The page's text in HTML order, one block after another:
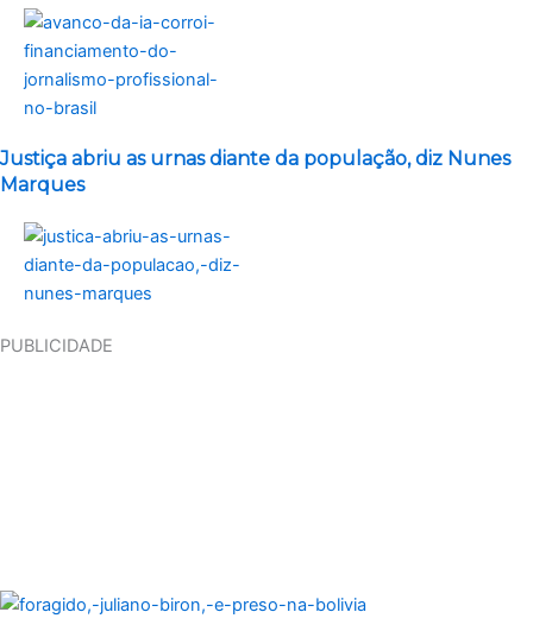
Justiça abriu as urnas diante da população, diz Nunes
Marques
PUBLICIDADE